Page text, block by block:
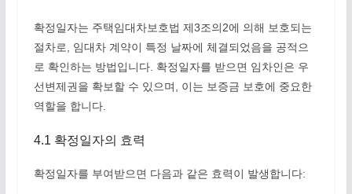
확정일자는 주택임대차보호법 제3조의2에 의해 보호되는
절차로, 임대차 계약이 특정 날짜에 체결되었음을 공적으
로 확인하는 방법입니다. 확정일자를 받으면 임차인은 우
선변제권을 확보할 수 있으며, 이는 보증금 보호에 중요한
역할을 합니다.
4.1 확정일자의 효력
확정일자를 부여받으면 다음과 같은 효력이 발생합니다: